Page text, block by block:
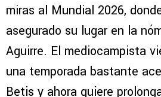
miras al Mundial 2026,
asegurado su lugar en la
Aguirre. El mediocampista
una temporada bastante
Betis y ahora quiere